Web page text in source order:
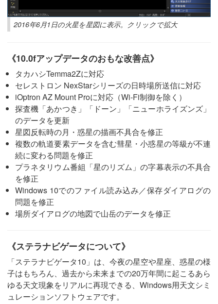
2016年6月1日の火星を星図に表示。クリックで拡大
《10.0fアップデータのおもな改善点》
タカハシTemma2Zに対応
セレストロン NexStarシリーズの日時場所送信に対応
iOptron AZ Mount Proに対応（Wi-Fi制御を除く）
探査機「あかつき」「ドーン」「ニューホライズンズ」
のデータを更新
星図反転時の月・惑星の描画不具合を修正
複数の軌道要素データを含む彗星・小惑星の等級が不連
続に変わる問題を修正
プラネタリウム番組「星のリズム」の字幕表示の不具合
を修正
Windows 10でのファイル読み込み／保存ダイアログの
問題を修正
場所ダイアログの地図で山岳のデータを修正
《ステラナビゲータについて》
「ステラナビゲータ10」は、今夜の星空や星座、惑星の様
子はもちろん、過去から未来までの20万年間に起こるあら
ゆる天文現象をリアルに再現できる、Windows用天文シミ
ュレーションソフトウェアです。